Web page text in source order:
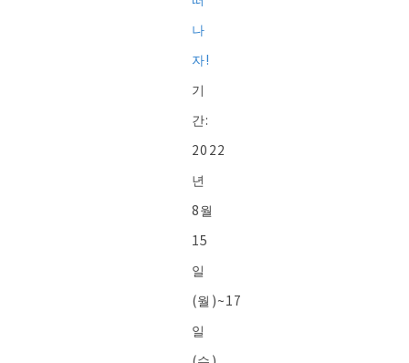
나
자!
기
간:
2022
년
8월
15
일
(월)~17
일